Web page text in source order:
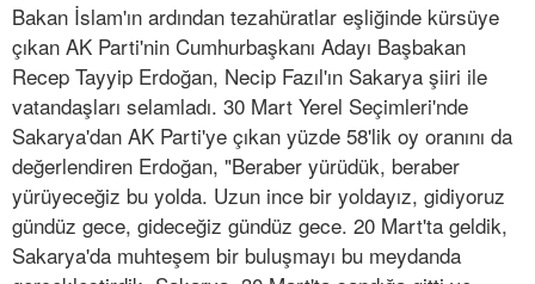
Bakan İslam'ın ardından tezahüratlar eşliğinde kürsüye
çıkan AK Parti'nin Cumhurbaşkanı Adayı Başbakan
Recep Tayyip Erdoğan, Necip Fazıl'ın Sakarya şiiri ile
vatandaşları selamladı. 30 Mart Yerel Seçimleri'nde
Sakarya'dan AK Parti'ye çıkan yüzde 58'lik oy oranını da
değerlendiren Erdoğan, "Beraber yürüdük, beraber
yürüyeceğiz bu yolda. Uzun ince bir yoldayız, gidiyoruz
gündüz gece, gideceğiz gündüz gece. 20 Mart'ta geldik,
Sakarya'da muhteşem bir buluşmayı bu meydanda